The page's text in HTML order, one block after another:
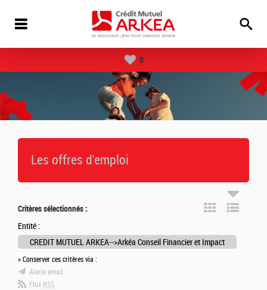
0
Les offres d'emploi
Critères sélectionnés :
Entité :
CREDIT MUTUEL ARKEA-->Arkéa Conseil Financier et Impact
» Conserver ces critères via :
Alerte email
Flux RSS